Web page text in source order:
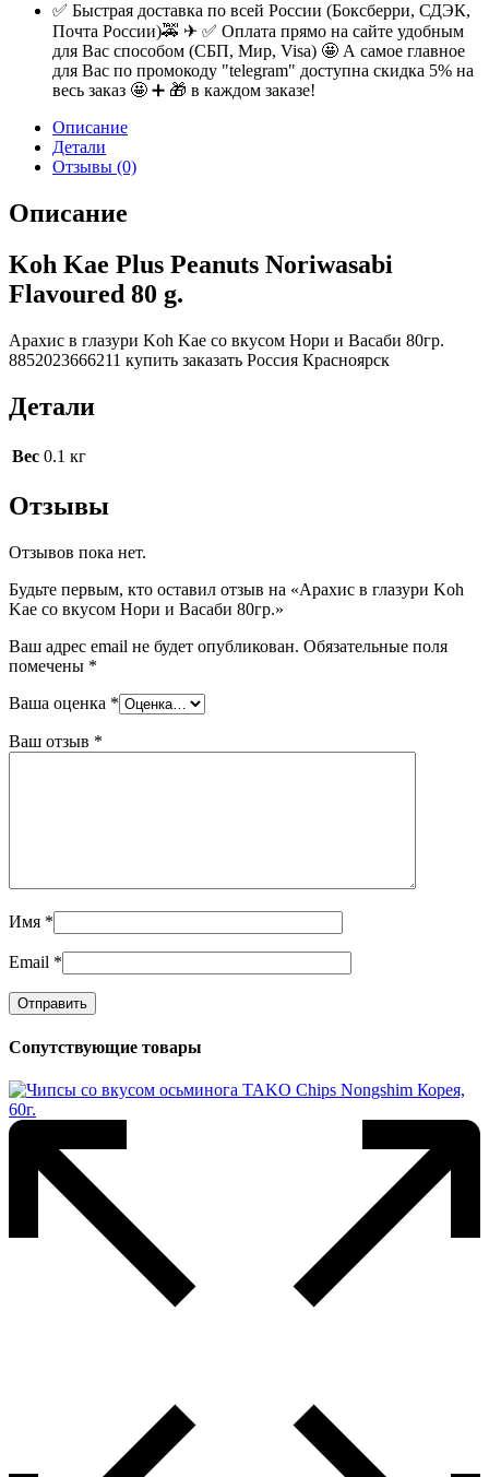
✅ Быстрая доставка по всей России (Боксберри, СДЭК,
Почта России)🚕 ✈ ✅ Оплата прямо на сайте удобным
для Вас способом (СБП, Мир, Visa) 🤩 А самое главное
для Вас по промокоду "telegram" доступна скидка 5% на
весь заказ 🤩 ➕ 🎁 в каждом заказе!
Описание
Детали
Отзывы (0)
Описание
Koh Kae Plus Peanuts Noriwasabi
Flavoured 80 g.
Арахис в глазури Koh Kae со вкусом Нори и Васаби 80гр.
8852023666211 купить заказать Россия Красноярск
Детали
Вес 0.1 кг
Отзывы
Отзывов пока нет.
Будьте первым, кто оставил отзыв на «Арахис в глазури Koh
Kae со вкусом Нори и Васаби 80гр.»
Ваш адрес email не будет опубликован. Обязательные поля
помечены *
Ваша оценка *
Ваш отзыв *
Имя *
Email *
Сопутствующие товары